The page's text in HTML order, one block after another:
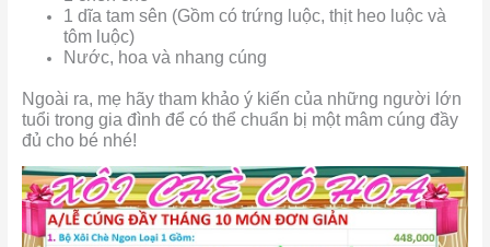
1 dĩa tam sên (Gồm có trứng luộc, thịt heo luộc và
tôm luộc)
Nước, hoa và nhang cúng
Ngoài ra, mẹ hãy tham khảo ý kiến của những người lớn
tuổi trong gia đình để có thể chuẩn bị một mâm cúng đầy
đủ cho bé nhé!